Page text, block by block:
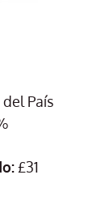
País
£31